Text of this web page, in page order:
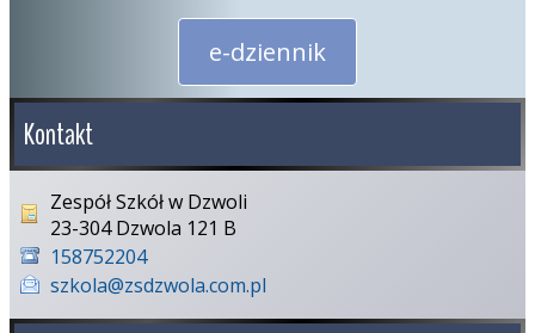
e-dziennik
Kontakt
Zespół Szkół w Dzwoli
23-304 Dzwola 121 B
158752204
szkola@zsdzwola.com.pl